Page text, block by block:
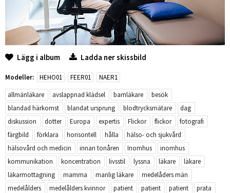
Lägg i album Ladda ner skissbild
Modeller: HEHO01 FEER01
NAER1
allmänläkare
avslappnad klädsel barnläkare
besök
blandad härkomst
blandat ursprung blodtrycksmätare
dag
diskussion
dotter Europa expertis Flickor flickor
fotografi
färgbild
förklara horisontell hålla
hälso- och sjukvård
hälsovård och medicin
innan tonåren Inomhus
inomhus
kommunikation
koncentration livsstil lyssna läkare
läkare
läkarmottagning
mamma manlig läkare
medelåders män
medelålders
medelålders kvinnor patient patient patient
prata